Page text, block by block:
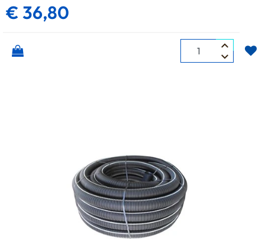
€ 36,80
Quantità